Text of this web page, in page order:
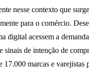
nesse contexto que
para o comércio.
digital acessem a
sinais de intenção de
17.000 marcas e